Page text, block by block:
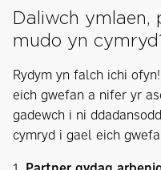
Daliwch
mudo yn
Rydym yn falch ichi
eich gwefan a nifer yr
gadewch i ni
cymryd i gael eich